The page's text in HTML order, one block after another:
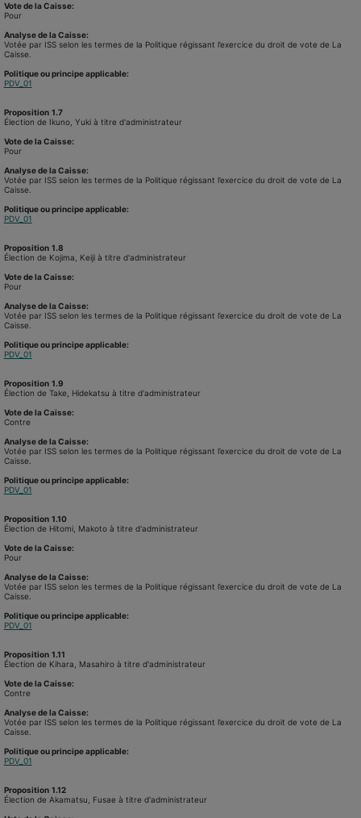
Vote de la Caisse:
Pour
Analyse de la Caisse:
Votée par ISS selon les termes de la Politique régissant l’exercice du droit de vote de La
Caisse.
Politique ou principe applicable:
PDV_01
Proposition 1.7
Élection de Ikuno, Yuki à titre d'administrateur
Vote de la Caisse:
Pour
Analyse de la Caisse:
Votée par ISS selon les termes de la Politique régissant l’exercice du droit de vote de La
Caisse.
Politique ou principe applicable:
PDV_01
Proposition 1.8
Élection de Kojima, Keiji à titre d'administrateur
Vote de la Caisse:
Pour
Analyse de la Caisse:
Votée par ISS selon les termes de la Politique régissant l’exercice du droit de vote de La
Caisse.
Politique ou principe applicable:
PDV_01
Proposition 1.9
Élection de Take, Hidekatsu à titre d'administrateur
Vote de la Caisse:
Contre
Analyse de la Caisse:
Votée par ISS selon les termes de la Politique régissant l’exercice du droit de vote de La
Caisse.
Politique ou principe applicable:
PDV_01
Proposition 1.10
Élection de Hitomi, Makoto à titre d'administrateur
Vote de la Caisse:
Pour
Analyse de la Caisse:
Votée par ISS selon les termes de la Politique régissant l’exercice du droit de vote de La
Caisse.
Politique ou principe applicable:
PDV_01
Proposition 1.11
Élection de Kihara, Masahiro à titre d'administrateur
Vote de la Caisse:
Contre
Analyse de la Caisse:
Votée par ISS selon les termes de la Politique régissant l’exercice du droit de vote de La
Caisse.
Politique ou principe applicable:
PDV_01
Proposition 1.12
Élection de Akamatsu, Fusae à titre d'administrateur